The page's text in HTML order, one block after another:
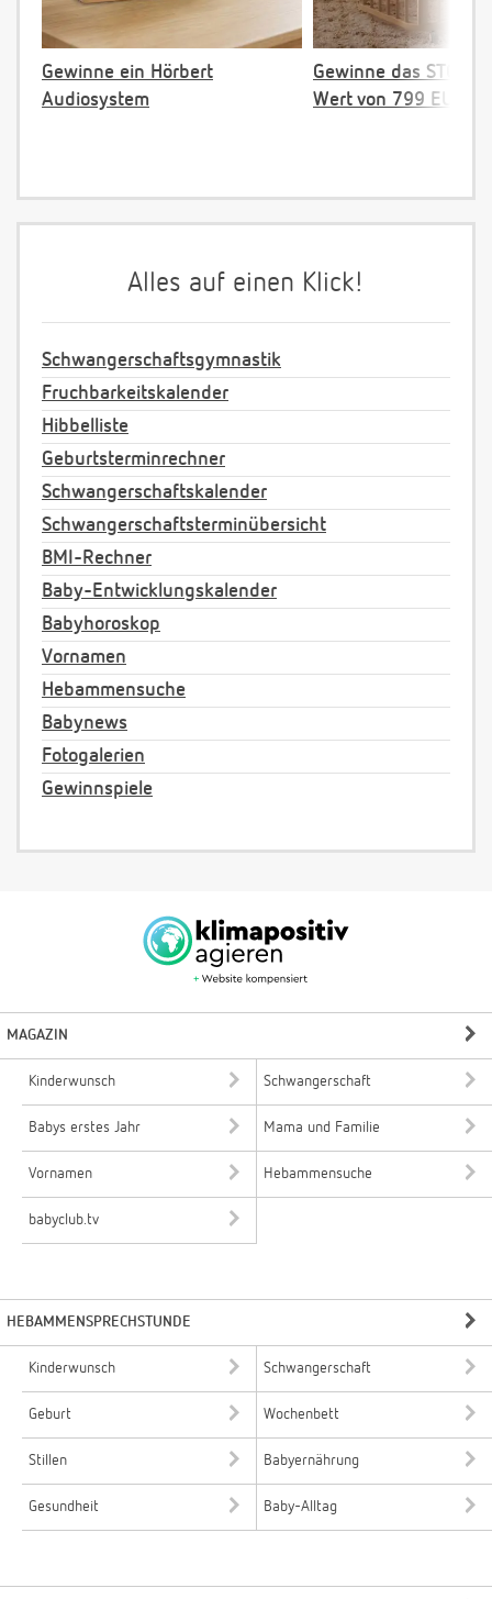
Gewinne ein Hörbert
Audiosystem
Gewinne das
Wert von 799 EUR
Alles auf einen Klick!
Schwangerschaftsgymnastik
Fruchbarkeitskalender
Hibbelliste
Geburtsterminrechner
Schwangerschaftskalender
Schwangerschaftsterminübersicht
BMI-Rechner
Baby-Entwicklungskalender
Babyhoroskop
Vornamen
Hebammensuche
Babynews
Fotogalerien
Gewinnspiele
MAGAZIN
Kinderwunsch Schwangerschaft
Babys erstes Jahr Mama und Familie
Vornamen Hebammensuche
babyclub.tv
HEBAMMENSPRECHSTUNDE
Kinderwunsch Schwangerschaft
Geburt Wochenbett
Stillen Babyernährung
Gesundheit Baby-Alltag